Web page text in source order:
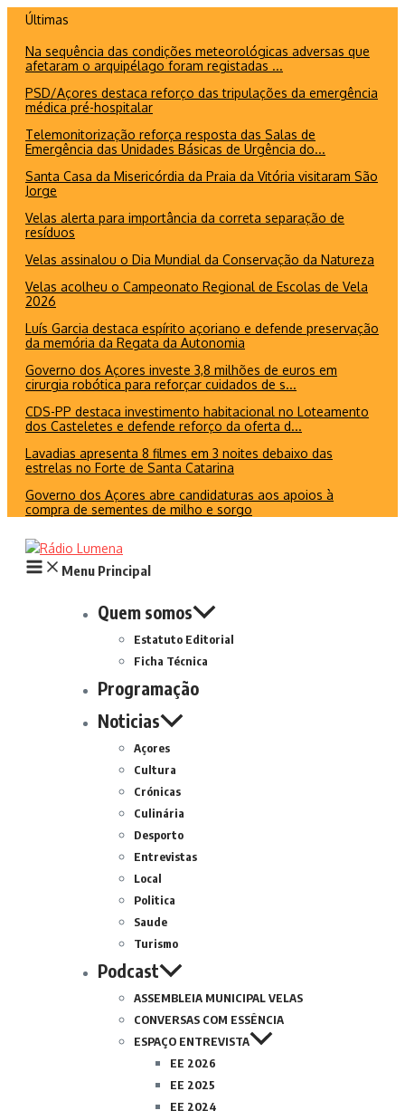
conteúdo
Últimas
Na sequência das condições meteorológicas adversas que
afetaram o arquipélago foram registadas ...
PSD/Açores destaca reforço das tripulações da emergência
médica pré-hospitalar
Telemonitorização reforça resposta das Salas de
Emergência das Unidades Básicas de Urgência do...
Santa Casa da Misericórdia da Praia da Vitória visitaram São
Jorge
Velas alerta para importância da correta separação de
resíduos
Velas assinalou o Dia Mundial da Conservação da Natureza
Velas acolheu o Campeonato Regional de Escolas de Vela
2026
Luís Garcia destaca espírito açoriano e defende preservação
da memória da Regata da Autonomia
Governo dos Açores investe 3,8 milhões de euros em
cirurgia robótica para reforçar cuidados de s...
CDS-PP destaca investimento habitacional no Loteamento
dos Casteletes e defende reforço da oferta d...
Lavadias apresenta 8 filmes em 3 noites debaixo das
estrelas no Forte de Santa Catarina
Governo dos Açores abre candidaturas aos apoios à
compra de sementes de milho e sorgo
Menu Principal
Quem somos
Estatuto Editorial
Ficha Técnica
Programação
Noticias
Açores
Cultura
Crónicas
Culinária
Desporto
Entrevistas
Local
Politica
Saude
Turismo
Podcast
ASSEMBLEIA MUNICIPAL VELAS
CONVERSAS COM ESSÊNCIA
ESPAÇO ENTREVISTA
EE 2026
EE 2025
EE 2024